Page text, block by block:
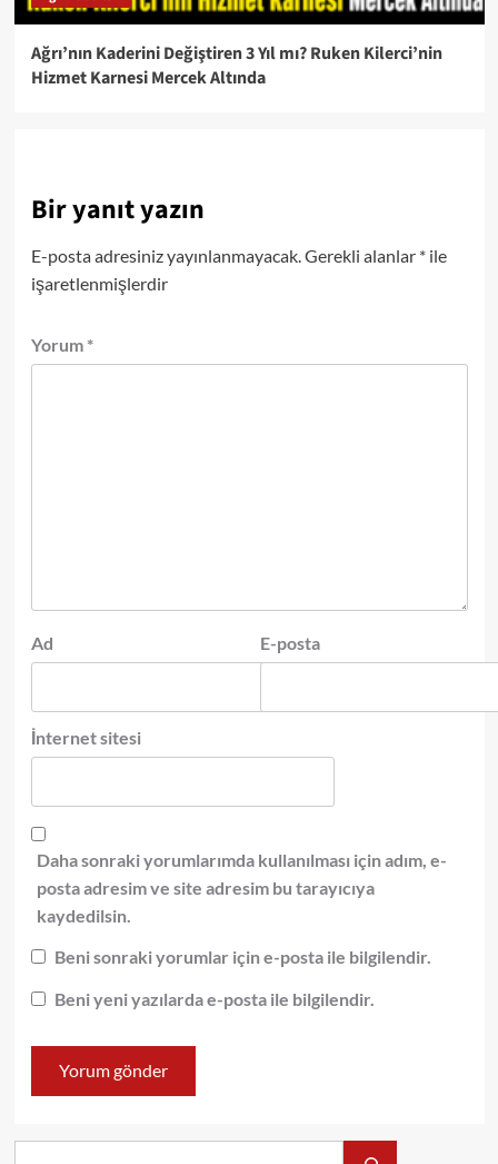
Ağrı’nın Kaderini Değiştiren 3 Yıl mı? Ruken Kilerci’nin
Hizmet Karnesi Mercek Altında
Bir yanıt yazın
E-posta adresiniz yayınlanmayacak. Gerekli alanlar *ile
işaretlenmişlerdir
Yorum *
Ad E-posta
İnternet sitesi
Daha sonraki yorumlarımda kullanılması için adım, e-
posta adresim ve site adresim bu tarayıcıya
kaydedilsin.
Beni sonraki yorumlar için e-posta ile bilgilendir.
Beni yeni yazılarda e-posta ile bilgilendir.